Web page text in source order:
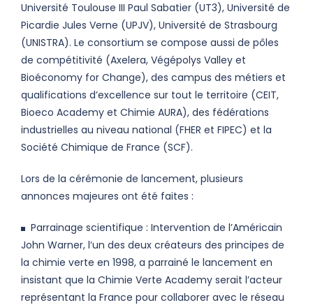
Université Toulouse III Paul Sabatier (UT3), Université de
Picardie Jules Verne (UPJV), Université de Strasbourg
(UNISTRA). Le consortium se compose aussi de pôles
de compétitivité (Axelera, Végépolys Valley et
Bioéconomy for Change), des campus des métiers et
qualifications d’excellence sur tout le territoire (CEIT,
Bioeco Academy et Chimie AURA), des fédérations
industrielles au niveau national (FHER et FIPEC) et la
Société Chimique de France (SCF).
Lors de la cérémonie de lancement, plusieurs
annonces majeures ont été faites :
Parrainage scientifique : Intervention de l’Américain
John Warner, l’un des deux créateurs des principes de
la chimie verte en 1998, a parrainé le lancement en
insistant que la Chimie Verte Academy serait l’acteur
représentant la France pour collaborer avec le réseau